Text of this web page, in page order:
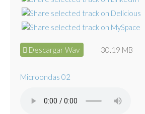
Descargar Wav 30.19 MB
Microondas 02